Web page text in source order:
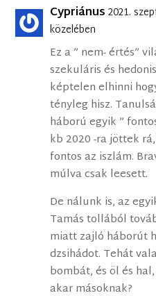
Cypriánus 2021.
közelében
Ez a ” nem- értés”
szekuláris és
képtelen elhinni
tényleg hisz.
háború egyik ”
kb 2020 -ra jöttek
fontos az iszlám.
múlva csak leesett.
De nálunk is, az
Tamás tollából
miatt zajló háborút
dzsihádot. Tehát
bombát, és öl és
akar másoknak?